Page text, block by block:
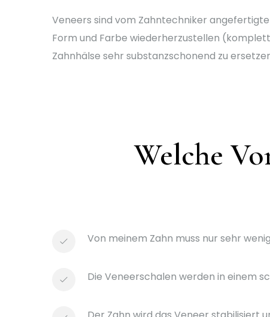
Veneers sind vom Zahntechniker
Form und Farbe wiederherzustellen
Zahnhälse sehr substanzschonend zu
Welche
Von meinem Zahn muss nur sehr
Die Veneerschalen werden in einem